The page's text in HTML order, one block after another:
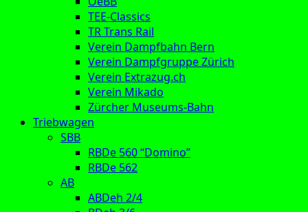
TEE-Classics
TR Trans Rail
Verein Dampfbahn Bern
Verein Dampfgruppe Zürich
Verein Extrazug.ch
Verein Mikado
Zürcher Museums-Bahn
Triebwagen
SBB
RBDe 560 “Domino”
RBDe 562
AB
ABDeh 2/4